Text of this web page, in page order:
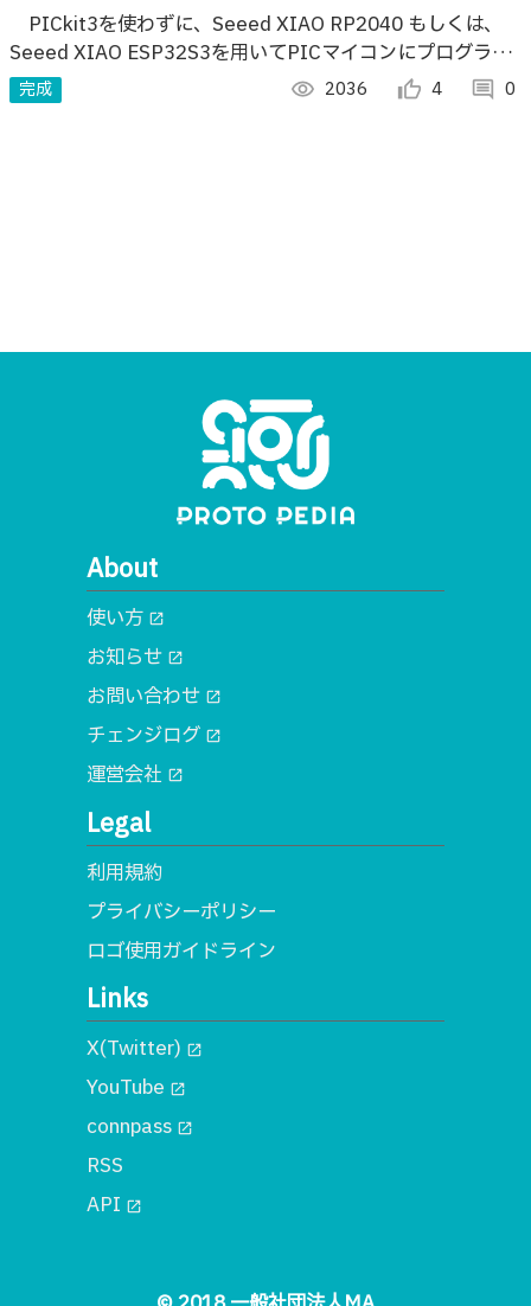
ESP32S3)を用いてPICマイコンに書き込むー
PICkit3を使わずに、Seeed XIAO RP2040 もしくは、
Seeed XIAO ESP32S3を用いてPICマイコンにプログラム
を書き込むシステムを制作しましたのでご紹介します。
完成 visibility 2036 thumb_up_alt 4 comment 0
About
使い方 open_in_new
お知らせ open_in_new
お問い合わせ open_in_new
チェンジログ open_in_new
運営会社 open_in_new
Legal
利用規約
プライバシーポリシー
ロゴ使用ガイドライン
Links
X(Twitter) open_in_new
YouTube open_in_new
connpass open_in_new
RSS
API open_in_new